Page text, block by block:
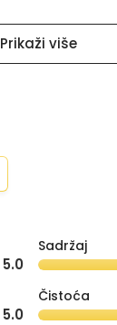
Prikaži više
5.0
Sadržaj
5.0
Čistoća